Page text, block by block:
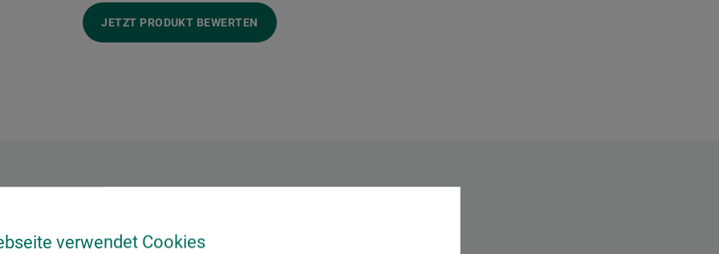
verwendet Cookies
JETZT PRODUKT BEWERTEN
Hersteller-Kontakt